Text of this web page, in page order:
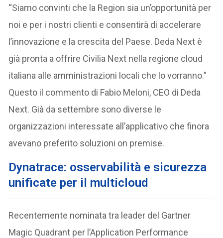
“Siamo convinti che la Region sia un’opportunità per
noi e per i nostri clienti e consentirà di accelerare
l’innovazione e la crescita del Paese. Deda Next è
già pronta a offrire Civilia Next nella regione cloud
italiana alle amministrazioni locali che lo vorranno.”
Questo il commento di Fabio Meloni, CEO di Deda
Next. Già da settembre sono diverse le
organizzazioni interessate all’applicativo che finora
avevano preferito soluzioni on premise.
Dynatrace: osservabilità e sicurezza
unificate per il multicloud
Recentemente nominata tra leader del Gartner
Magic Quadrant per l’Application Performance